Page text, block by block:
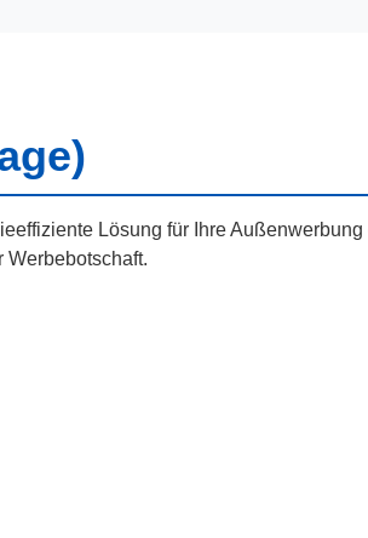
Lösung für Ihre Außenwerbung
Werbebotschaft.